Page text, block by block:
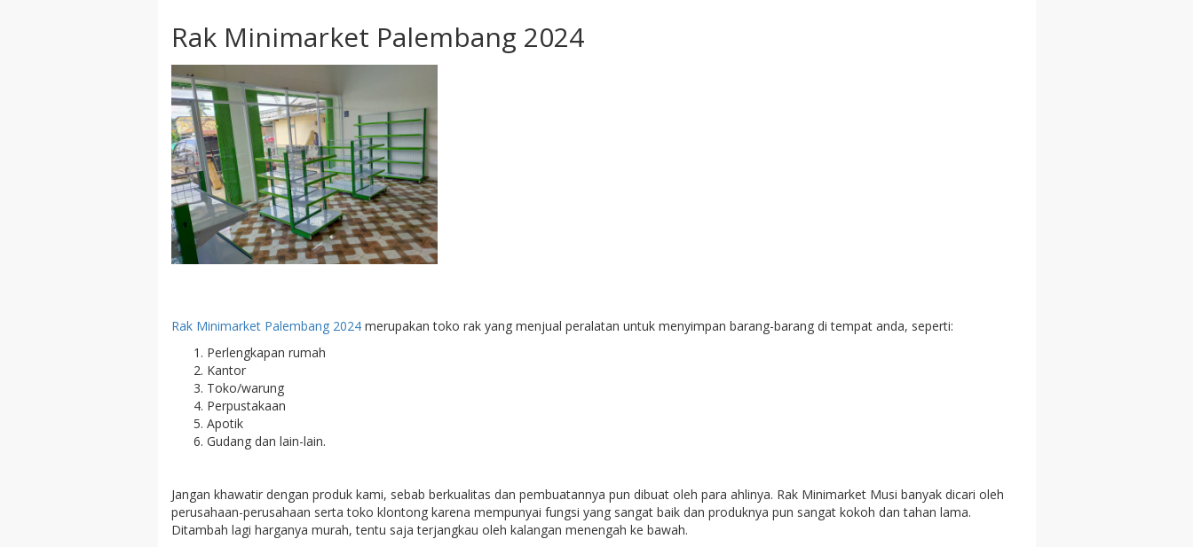
Rak Minimarket Palembang 2024
Rak Minimarket Palembang 2024merupakan toko rak yang menjual peralatan untuk menyimpan barang-barang di tempat anda, seperti:
Perlengkapan rumah
Kantor
Toko/warung
Perpustakaan
Apotik
Gudang dan lain-lain.
Jangan khawatir dengan produk kami, sebab berkualitas dan pembuatannya pun dibuat oleh para ahlinya. Rak Minimarket Musi banyak dicari oleh
perusahaan-perusahaan serta toko klontong karena mempunyai fungsi yang sangat baik dan produknya pun sangat kokoh dan tahan lama.
Ditambah lagi harganya murah, tentu saja terjangkau oleh kalangan menengah ke bawah.